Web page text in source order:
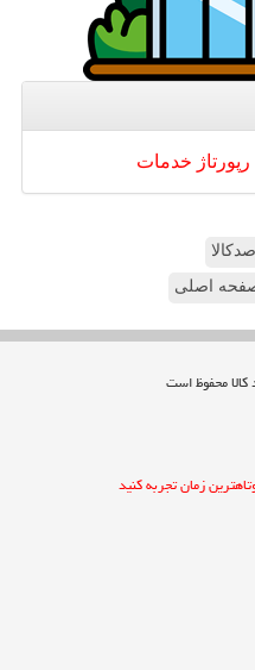
رپورتاژ خدمات
اصلی
زمان تجربه کنید